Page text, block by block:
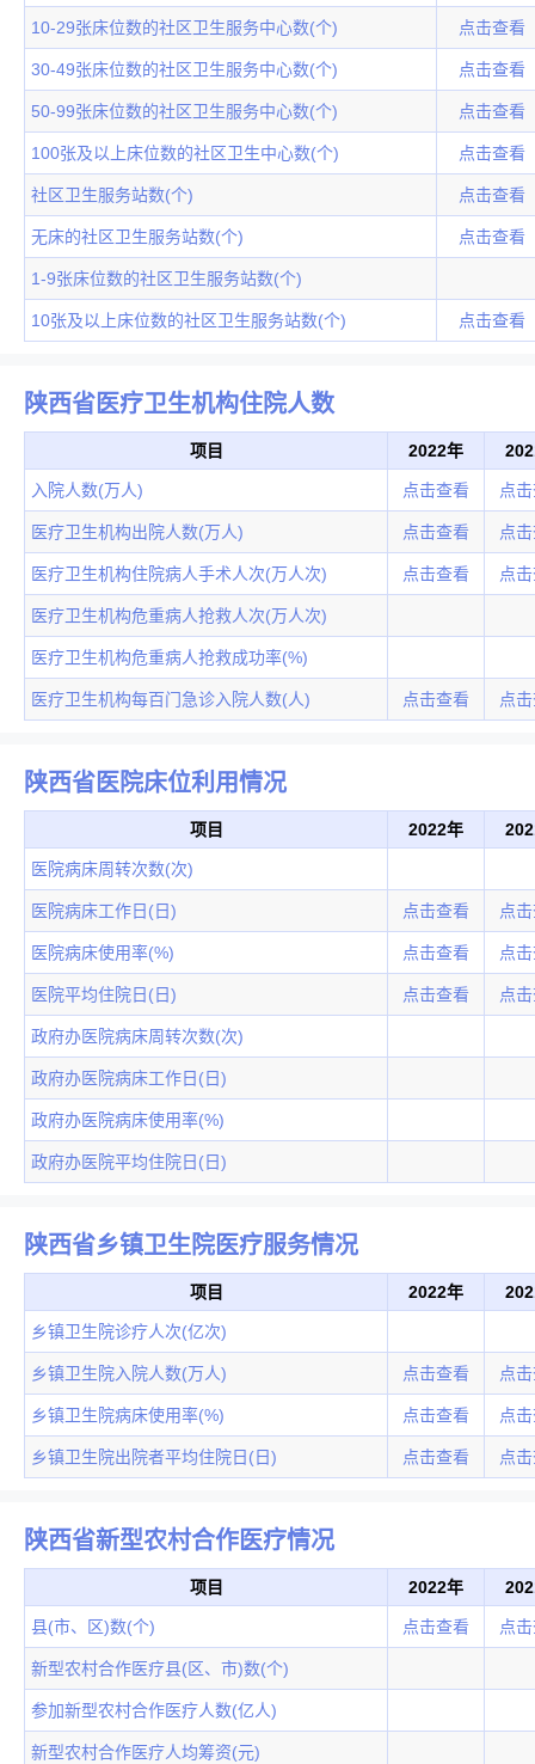
10-29张床位数的社区卫生服务中心数(个) 点击查看
30-49张床位数的社区卫生服务中心数(个) 点击查看
50-99张床位数的社区卫生服务中心数(个) 点击查看
100张及以上床位数的社区卫生中心数(个) 点击查看
社区卫生服务站数(个) 点击查看
无床的社区卫生服务站数(个) 点击查看
1-9张床位数的社区卫生服务站数(个)
10张及以上床位数的社区卫生服务站数(个) 点击查看
陕西省医疗卫生机构住院人数
项目 2022年
入院人数(万人) 点击查看 点
医疗卫生机构出院人数(万人) 点击查看 点
医疗卫生机构住院病人手术人次(万人次) 点击查看 点
医疗卫生机构危重病人抢救人次(万人次)
医疗卫生机构危重病人抢救成功率(%)
医疗卫生机构每百门急诊入院人数(人) 点击查看 点
陕西省医院床位利用情况
项目 2022年
医院病床周转次数(次)
医院病床工作日(日) 点击查看 点
医院病床使用率(%) 点击查看 点
医院平均住院日(日) 点击查看 点
政府办医院病床周转次数(次)
政府办医院病床工作日(日)
政府办医院病床使用率(%)
政府办医院平均住院日(日)
陕西省乡镇卫生院医疗服务情况
项目 2022年
乡镇卫生院诊疗人次(亿次)
乡镇卫生院入院人数(万人) 点击查看 点
乡镇卫生院病床使用率(%) 点击查看 点
乡镇卫生院出院者平均住院日(日) 点击查看 点
陕西省新型农村合作医疗情况
项目 2022年
县(市、区)数(个) 点击查看 点
新型农村合作医疗县(区、市)数(个)
参加新型农村合作医疗人数(亿人)
新型农村合作医疗人均筹资(元)